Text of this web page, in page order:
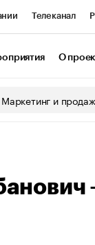
Телеканал
О
Маркетинг и